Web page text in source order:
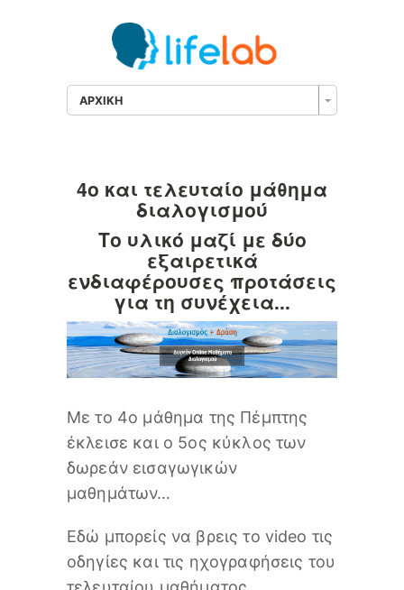
ΑΡΧΙΚΗ
4ο και τελευταίο μάθημα
διαλογισμού
Το υλικό μαζί με δύο
εξαιρετικά
ενδιαφέρουσες προτάσεις
για τη συνέχεια...
Με το 4ο μάθημα της Πέμπτης
έκλεισε και ο 5ος κύκλος των
δωρεάν εισαγωγικών
μαθημάτων…
Εδώ μπορείς να βρεις το video τις
οδηγίες και τις ηχογραφήσεις του